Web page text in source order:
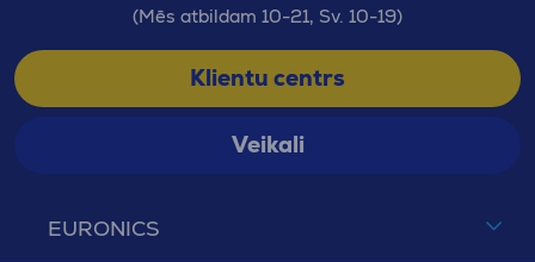
EURONICS
(Mēs atbildam 10-21, Sv. 10-19)
Klientu centrs
Veikali